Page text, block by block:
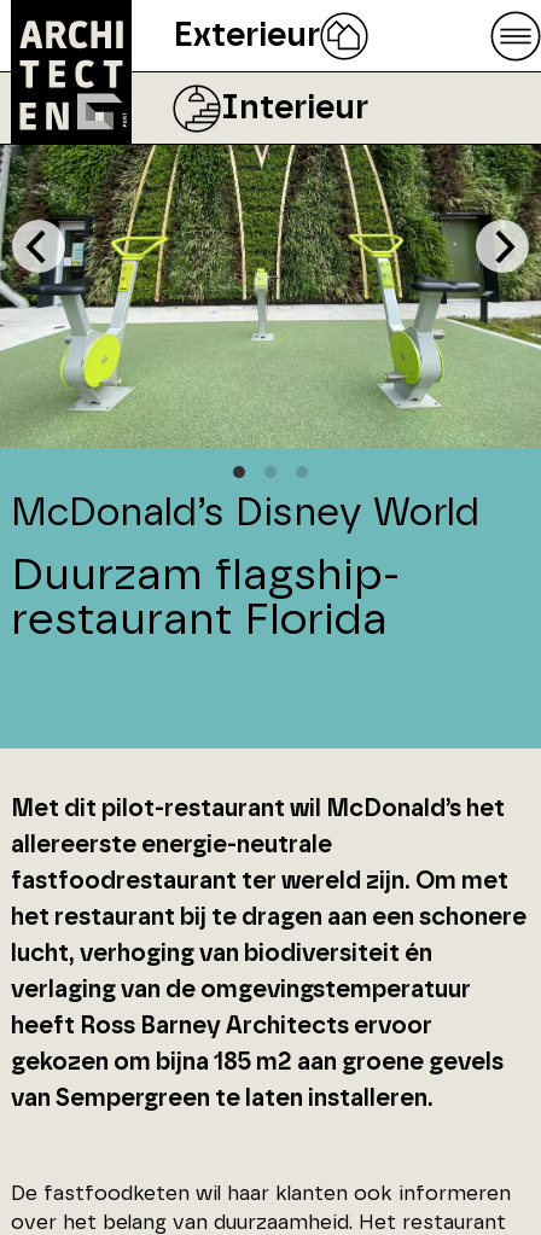
Exterieur
Interieur
McDonald’s Disney World
Duurzam flagship-
restaurant Florida
Met dit pilot-restaurant wil McDonald’s het
allereerste energie-neutrale
fastfoodrestaurant ter wereld zijn. Om met
het restaurant bij te dragen aan een schonere
lucht, verhoging van biodiversiteit én
verlaging van de omgevingstemperatuur
heeft Ross Barney Architects ervoor
gekozen om bijna 185 m2 aan groene gevels
van Sempergreen te laten installeren.
De fastfoodketen wil haar klanten ook informeren
over het belang van duurzaamheid. Het restaurant